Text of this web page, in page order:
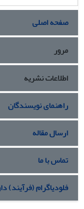
صفحه اصلی
مرور
اطلاعات نشریه
راهنمای نویسندگان
ارسال مقاله
تماس با ما
فلودیاگرام (فرآیند)